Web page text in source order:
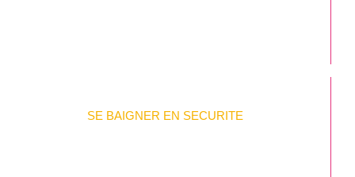
SE BAIGNER EN SECURITE